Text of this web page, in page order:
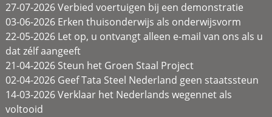
27-07-2026 Verbied voertuigen bij een demonstratie
03-06-2026 Erken thuisonderwijs als onderwijsvorm
22-05-2026 Let op, u ontvangt alleen e-mail van ons als u
dat zélf aangeeft
21-04-2026 Steun het Groen Staal Project
02-04-2026 Geef Tata Steel Nederland geen staatssteun
14-03-2026 Verklaar het Nederlands wegennet als
voltooid